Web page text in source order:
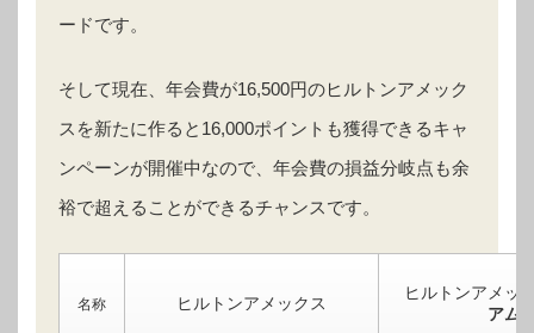
ードです。
そして現在、年会費が16,500円のヒルトンアメック
スを新たに作ると16,000ポイントも獲得できるキャ
ンペーンが開催中なので、年会費の損益分岐点も余
裕で超えることができるチャンスです。
名称 ヒルトンアメックス
ヒルトンアメッ
アム